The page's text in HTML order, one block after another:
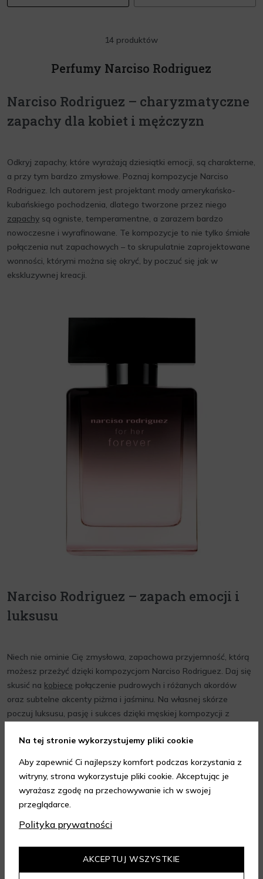
14 produktów
Perfumy Narciso Rodriguez
Narciso Rodriguez – charyzmatyczne
zapachy dla kobiet i mężczyzn
Odkryj zapachy, które wyrażają dziesiątki emocji, są charakterne,
a przy tym bardzo zmysłowe. Poznaj kompozycje Narciso
Rodriguez. Ich autorem jest projektant mody amerykańsko-
kubańskiego pochodzenia, dlatego tworzone przez niego
zapachy są ogniste, temperamentne, a zarazem bardzo
nowoczesne i wyrafinowane. Te kompozycje to nie tylko śmiałe
połączenia nut zapachowych – to skrupulatnie zaprojektowane
wonności, którymi można się okryć, by poczuć się jak w
ekskluzywnej kreacji.
Narciso Rodriguez – zapach emocji i
luksusu
Niech nie ominie Cię zmysłowa, zapachowa przyjemność, którą
możesz przeżyć dzięki kompozycjom Narciso Rodriguez. Daj się
skusić na kobiece połączenie pudrowych i różanych akordów
oraz subtelne akcenty piżma i jaśminu. Na własnej skórze
poczuj luksusu, pasję i sukces dzięki męskiej kompozycji z
Zachwyć się tymi zapachami i otulaj się nimi zawsze, gdy tylko
Na tej stronie wykorzystujemy pliki cookie
Aby zapewnić Ci najlepszy komfort podczas korzystania z
witryny, strona wykorzystuje pliki cookie. Akceptując je
wyrażasz zgodę na przechowywanie ich w swojej
przeglądarce.
Polityka prywatności
AKCEPTUJ WSZYSTKIE